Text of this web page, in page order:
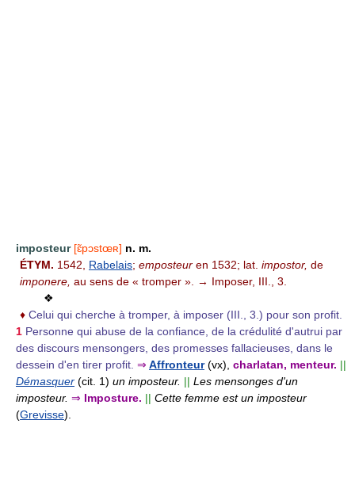
imposteur [ɛ̃pɔstœʀ] n. m.
ÉTYM. 1542, Rabelais; emposteur en 1532; lat. impostor, de
imponere, au sens de « tromper ». → Imposer, III., 3.
❖
♦ Celui qui cherche à tromper, à imposer (III., 3.) pour son profit.
1 Personne qui abuse de la confiance, de la crédulité d'autrui par
des discours mensongers, des promesses fallacieuses, dans le
dessein d'en tirer profit. ⇒ Affronteur (vx), charlatan, menteur. ||
Démasquer (cit. 1) un imposteur. || Les mensonges d'un
imposteur. ⇒ Imposture. || Cette femme est un imposteur
(Grevisse).